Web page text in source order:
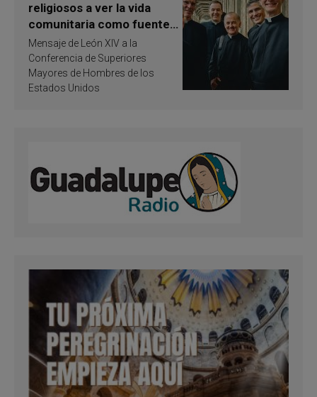
religiosos a ver la vida
comunitaria como fuente
de inspiración y
santificación
Mensaje de León XIV a la
Conferencia de Superiores
Mayores de Hombres de los
Estados Unidos